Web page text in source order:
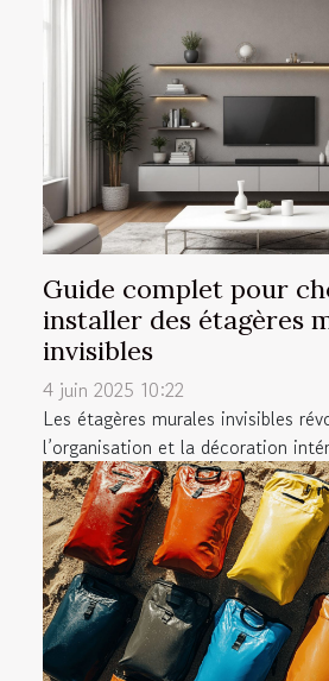
Guide complet pour
installer des étagères
invisibles
4 juin 2025 10:22
Les étagères murales invisibles
l’organisation et la décoration